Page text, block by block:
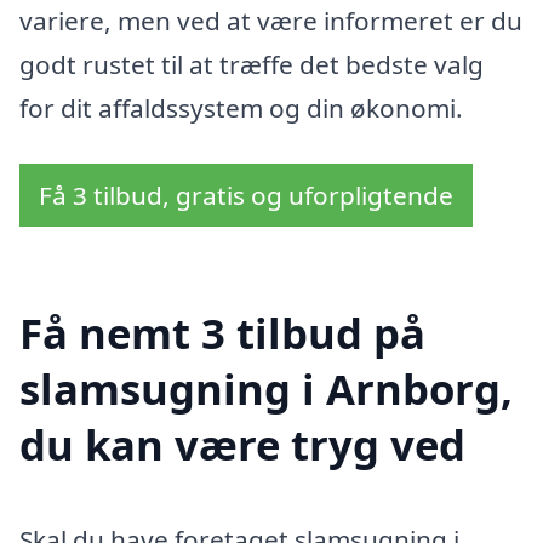
variere, men ved at være informeret er du
godt rustet til at træffe det bedste valg
for dit affaldssystem og din økonomi.
Få 3 tilbud, gratis og uforpligtende
Få nemt 3 tilbud på
slamsugning i Arnborg,
du kan være tryg ved